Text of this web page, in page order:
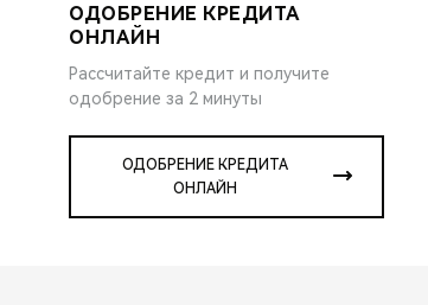
ОДОБРЕНИЕ КРЕДИТА
ОНЛАЙН
Рассчитайте кредит и получите
одобрение за 2 минуты
ОДОБРЕНИЕ КРЕДИТА
ОНЛАЙН